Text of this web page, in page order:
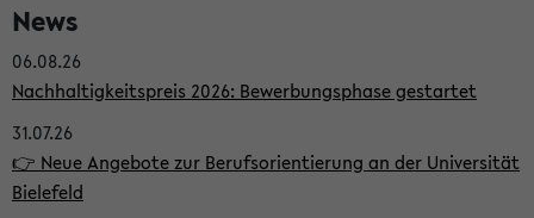
e
i
t
e
n
News
06.08.26
Nachhaltigkeitspreis 2026: Bewerbungsphase gestartet
31.07.26
👉 Neue Angebote zur Berufsorientierung an der Universität
Bielefeld